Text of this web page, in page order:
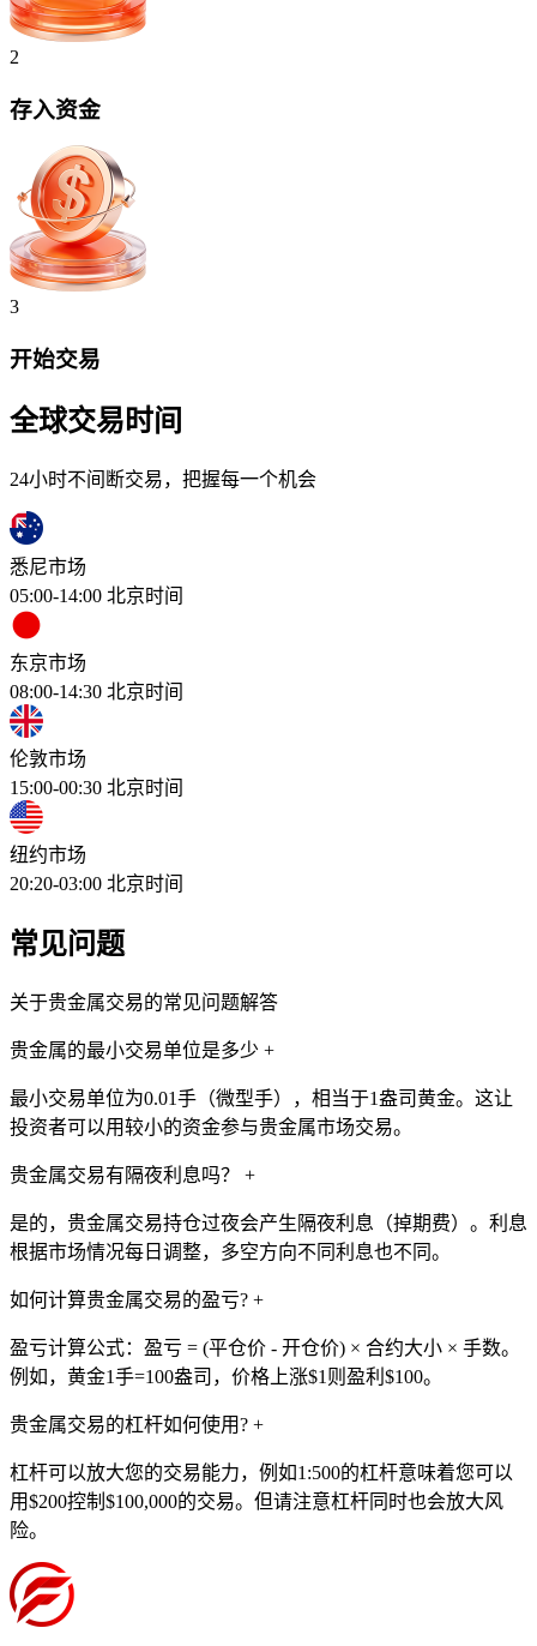
2
存入资金
3
开始交易
全球交易时间
24小时不间断交易，把握每一个机会
悉尼市场
05:00-14:00 北京时间
东京市场
08:00-14:30 北京时间
伦敦市场
15:00-00:30 北京时间
纽约市场
20:20-03:00 北京时间
常见问题
关于贵金属交易的常见问题解答
贵金属的最小交易单位是多少 +
最小交易单位为0.01手（微型手），相当于1盎司黄金。这让
投资者可以用较小的资金参与贵金属市场交易。
贵金属交易有隔夜利息吗？ +
是的，贵金属交易持仓过夜会产生隔夜利息（掉期费）。利息
根据市场情况每日调整，多空方向不同利息也不同。
如何计算贵金属交易的盈亏? +
盈亏计算公式：盈亏 = (平仓价 - 开仓价) × 合约大小 × 手数。
例如，黄金1手=100盎司，价格上涨$1则盈利$100。
贵金属交易的杠杆如何使用? +
杠杆可以放大您的交易能力，例如1:500的杠杆意味着您可以
用$200控制$100,000的交易。但请注意杠杆同时也会放大风
险。